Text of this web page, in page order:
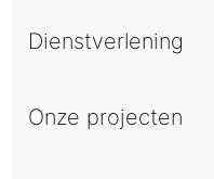
Dienstverlening
Onze projecten